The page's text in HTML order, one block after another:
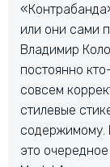
или они сами
Владимир
постоянно
совсем
стилевые
содержимому.
это